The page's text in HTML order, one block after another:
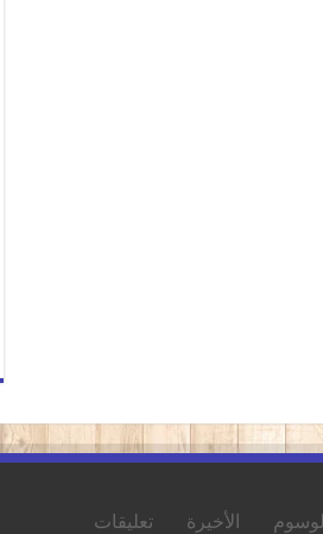
الوسوم الأخيرة تعليقات